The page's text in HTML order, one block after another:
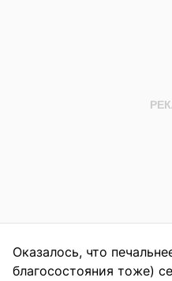
Оказалось, что
благосостояния тоже)